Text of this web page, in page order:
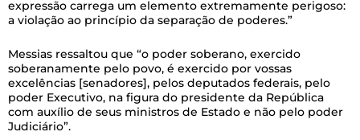
expressão carrega um elemento extremamente perigoso:
a violação ao princípio da separação de poderes.”
Messias ressaltou que “o poder soberano, exercido
soberanamente pelo povo, é exercido por vossas
excelências [senadores], pelos deputados federais, pelo
poder Executivo, na figura do presidente da República
com auxílio de seus ministros de Estado e não pelo poder
Judiciário”.